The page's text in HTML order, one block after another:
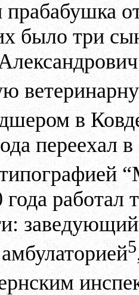
было три
в
переехал
года работал
5